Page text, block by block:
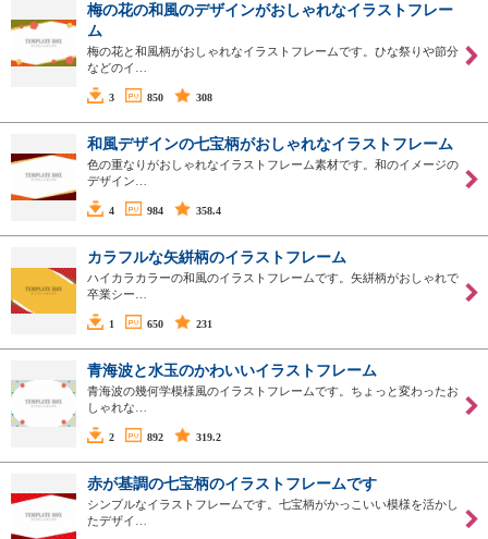
梅の花の和風のデザインがおしゃれなイラストフレー
ム
梅の花と和風柄がおしゃれなイラストフレームです。ひな祭りや節分
などのイ…
3 850 308
和風デザインの七宝柄がおしゃれなイラストフレーム
色の重なりがおしゃれなイラストフレーム素材です。和のイメージの
デザイン…
4 984 358.4
カラフルな矢絣柄のイラストフレーム
ハイカラカラーの和風のイラストフレームです。矢絣柄がおしゃれで
卒業シー…
1 650 231
青海波と水玉のかわいいイラストフレーム
青海波の幾何学模様風のイラストフレームです。ちょっと変わったお
しゃれな…
2 892 319.2
赤が基調の七宝柄のイラストフレームです
シンプルなイラストフレームです。七宝柄がかっこいい模様を活かし
たデザイ…